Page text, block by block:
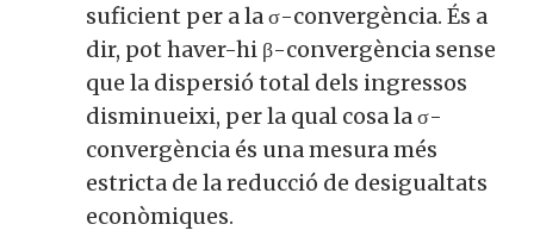
suficient per a la σ-convergència. És a
dir, pot haver-hi β-convergència sense
que la dispersió total dels ingressos
disminueixi, per la qual cosa la σ-
convergència és una mesura més
estricta de la reducció de desigualtats
econòmiques.